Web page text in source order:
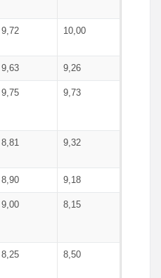
9,72 10,00
9,63 9,26
9,75 9,73
8,81 9,32
8,90 9,18
9,00 8,15
8,25 8,50